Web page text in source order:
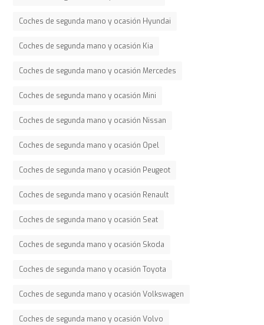
Coches de segunda mano y ocasión Hyundai
Coches de segunda mano y ocasión Kia
Coches de segunda mano y ocasión Mercedes
Coches de segunda mano y ocasión Mini
Coches de segunda mano y ocasión Nissan
Coches de segunda mano y ocasión Opel
Coches de segunda mano y ocasión Peugeot
Coches de segunda mano y ocasión Renault
Coches de segunda mano y ocasión Seat
Coches de segunda mano y ocasión Skoda
Coches de segunda mano y ocasión Toyota
Coches de segunda mano y ocasión Volkswagen
Coches de segunda mano y ocasión Volvo